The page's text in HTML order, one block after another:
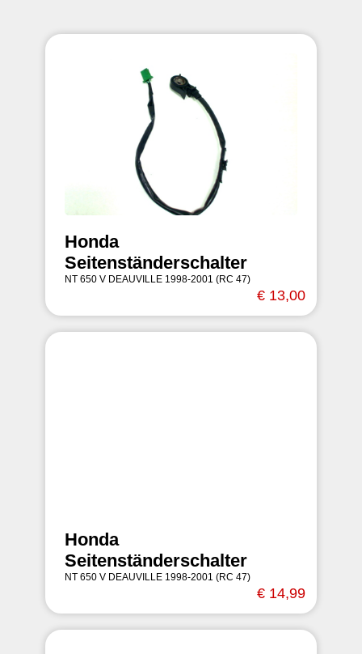
Honda
Seitenständerschalter
NT 650 V DEAUVILLE 1998-2001 (RC 47)
€ 13,00
Honda
Seitenständerschalter
NT 650 V DEAUVILLE 1998-2001 (RC 47)
€ 14,99